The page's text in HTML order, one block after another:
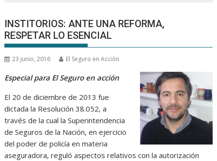
INSTITORIOS: ANTE UNA REFORMA,
RESPETAR LO ESENCIAL
23 junio, 2016 El Seguro en Acción
Especial para El Seguro en acción
El 20 de diciembre de 2013 fue
dictada la Resolución 38.052, a
través de la cual la Superintendencia
de Seguros de la Nación, en ejercicio
del poder de policía en materia
aseguradora, reguló aspectos relativos con la autorización